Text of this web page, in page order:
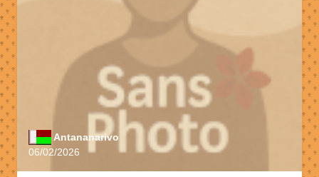
Antananarivo
06/02/2026